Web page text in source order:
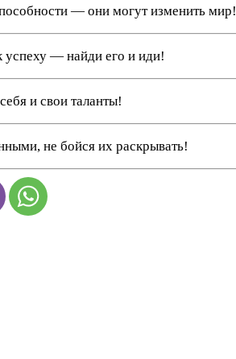
— они могут изменить мир!
успеху — найди его и иди!
и свои таланты!
не бойся их раскрывать!